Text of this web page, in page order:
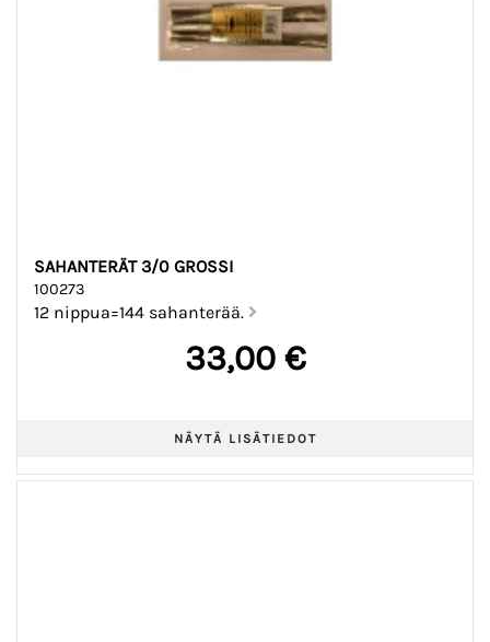
SAHANTERÄT 3/0 GROSSI
100273
12 nippua=144 sahanterää.
33,00 €